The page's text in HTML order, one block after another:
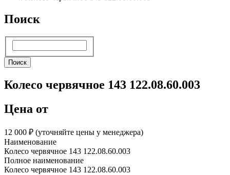
Поиск
Поиск
Колесо червячное 143 122.08.60.003
Цена от
12 000 ₽︁ (уточняйте цены у менеджера)
Наименование
Колесо червячное 143 122.08.60.003
Полное наименование
Колесо червячное 143 122.08.60.003